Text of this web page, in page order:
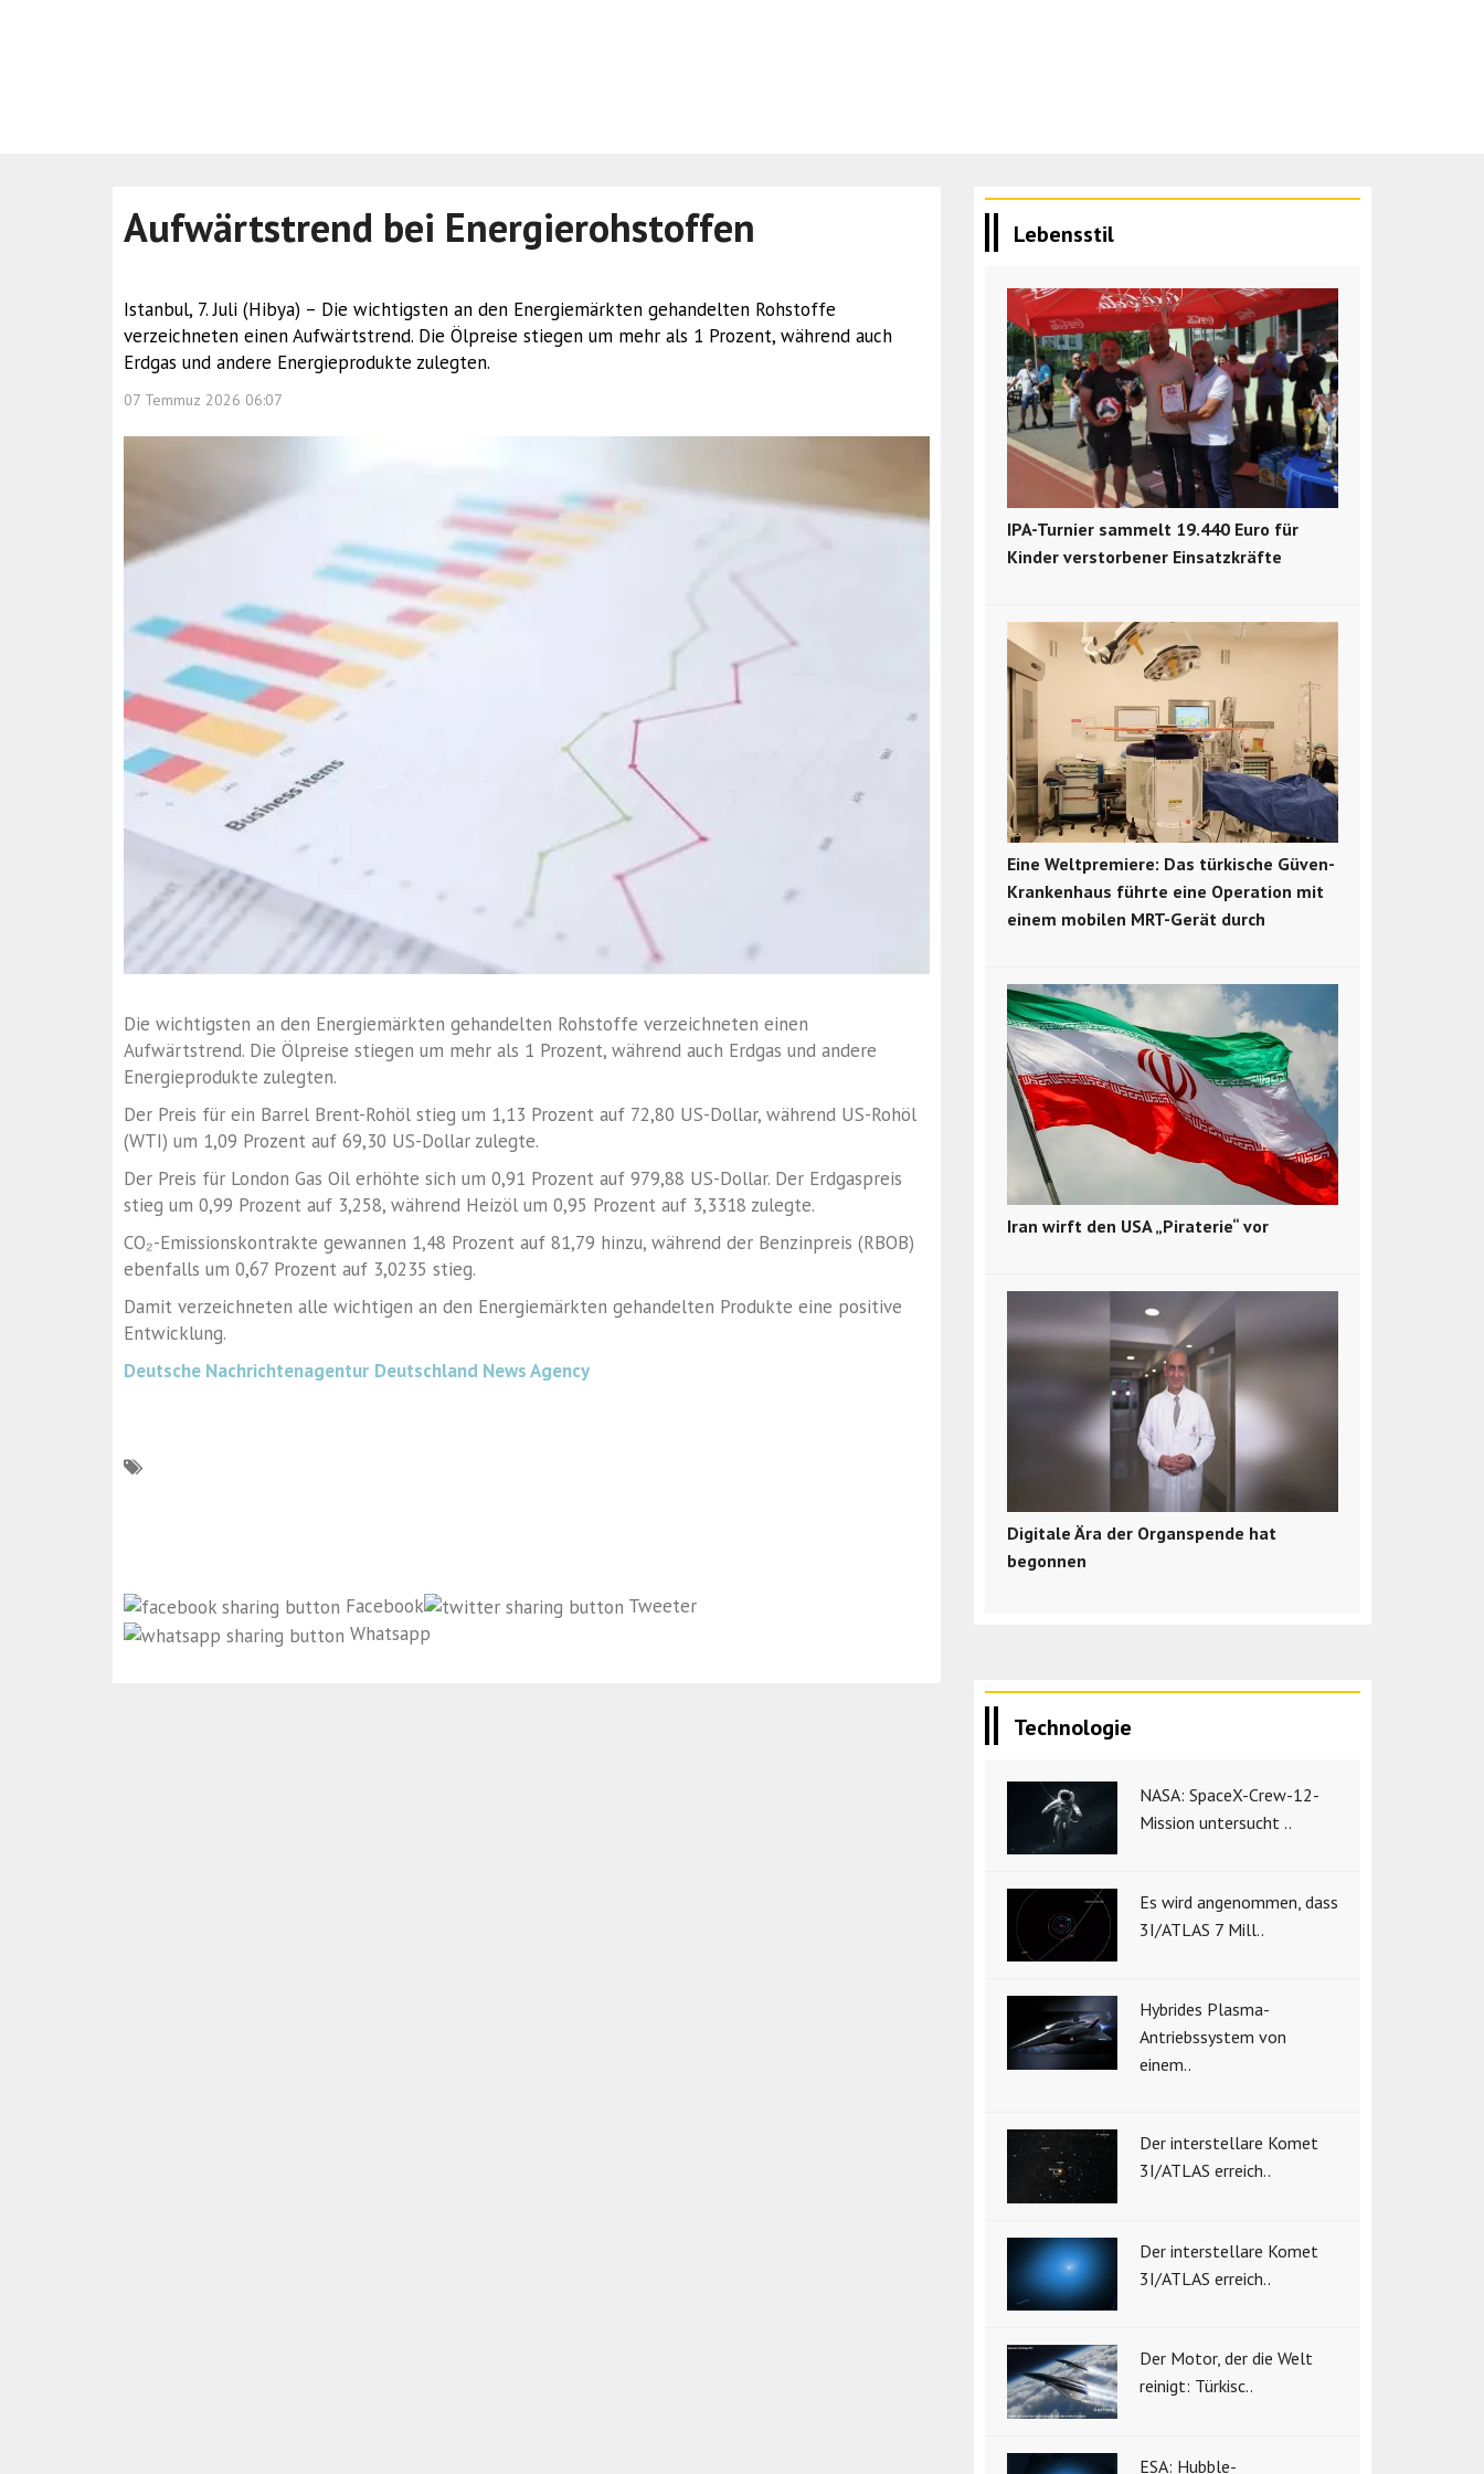
Aufwärtstrend bei Energierohstoffen
Istanbul, 7. Juli (Hibya) – Die wichtigsten an den Energiemärkten gehandelten Rohstoffe
verzeichneten einen Aufwärtstrend. Die Ölpreise stiegen um mehr als 1 Prozent, während auch
Erdgas und andere Energieprodukte zulegten.
07 Temmuz 2026 06:07
Die wichtigsten an den Energiemärkten gehandelten Rohstoffe verzeichneten einen
Aufwärtstrend. Die Ölpreise stiegen um mehr als 1 Prozent, während auch Erdgas und andere
Energieprodukte zulegten.
Der Preis für ein Barrel Brent-Rohöl stieg um 1,13 Prozent auf 72,80 US-Dollar, während US-Rohöl
(WTI) um 1,09 Prozent auf 69,30 US-Dollar zulegte.
Der Preis für London Gas Oil erhöhte sich um 0,91 Prozent auf 979,88 US-Dollar. Der Erdgaspreis
stieg um 0,99 Prozent auf 3,258, während Heizöl um 0,95 Prozent auf 3,3318 zulegte.
CO₂-Emissionskontrakte gewannen 1,48 Prozent auf 81,79 hinzu, während der Benzinpreis (RBOB)
ebenfalls um 0,67 Prozent auf 3,0235 stieg.
Damit verzeichneten alle wichtigen an den Energiemärkten gehandelten Produkte eine positive
Entwicklung.
Deutsche Nachrichtenagentur Deutschland News Agency
Facebook
Tweeter
Whatsapp
Lebensstil
IPA-Turnier sammelt 19.440 Euro für
Kinder verstorbener Einsatzkräfte
Eine Weltpremiere: Das türkische Güven-
Krankenhaus führte eine Operation mit
einem mobilen MRT-Gerät durch
Iran wirft den USA „Piraterie“ vor
Digitale Ära der Organspende hat
begonnen
Technologie
NASA: SpaceX-Crew-12-
Mission untersucht ..
Es wird angenommen, dass
3I/ATLAS 7 Mill..
Hybrides Plasma-
Antriebssystem von
einem..
Der interstellare Komet
3I/ATLAS erreich..
Der interstellare Komet
3I/ATLAS erreich..
Der Motor, der die Welt
reinigt: Türkisc..
ESA: Hubble-